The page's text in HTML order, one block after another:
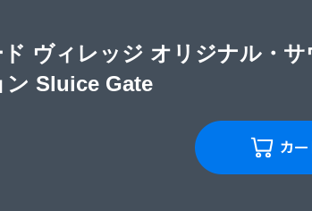
ド ヴィレッジ オリジナル・
ン Sluice Gate